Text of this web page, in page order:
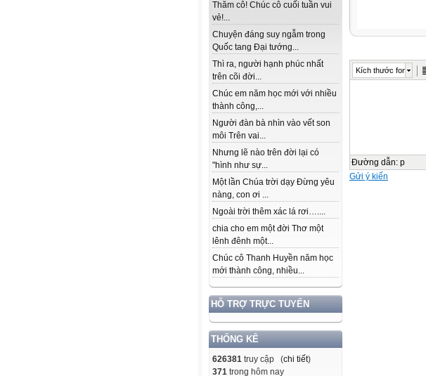
Thăm cô! Chúc cô cuối tuần vui
vẻ!...
Chuyện đáng suy ngẫm trong
Quốc tang Đại tướng...
Thì ra, người hạnh phúc nhất
trên cõi đời...
Chúc em năm học mới với nhiều
thành công,...
Người đàn bà nhìn vào vết son
môi Trên vai...
Nhưng lẽ nào trên đời lại có
"hình như sự...
Một lần Chúa trời dạy Đừng yêu
nàng, con ơi ...
Ngoài trời thêm xác lá rơi…....
chia cho em một đời Thơ một
lênh đênh một...
Chúc cô Thanh Huyền năm học
mới thành công, nhiều...
HỖ TRỢ TRỰC TUYẾN
THỐNG KÊ
626381 truy cập (chi tiết)
371 trong hôm nay
Kích thước font
Đường dẫn: p
Gửi ý kiến